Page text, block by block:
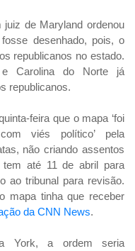
de Maryland ordenou
desenhado, pois, o
republicanos no estado.
Carolina do Norte já
republicanos.
feira que o mapa ‘foi
com viés político’ pela
não criando assentos
tem até 11 de abril para
ao tribunal para revisão.
mapa tinha que receber
da CNN News.
York, a ordem seria